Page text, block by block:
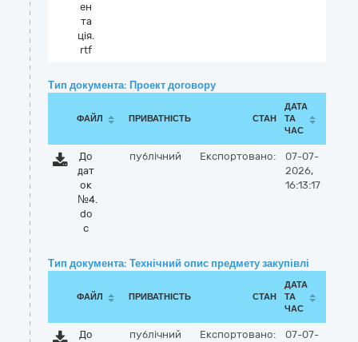
ен
та
ція.
rtf
Тип документа: Проект договору
ФАЙЛ ПРИВАТНІСТЬ СТАН
ДАТА
ТА
ЧАС
До
дат
ок
№4.
do
c
публічний Експортовано:
07-07-
2026,
16:13:17
Тип документа: Технічний опис предмету закупівлі
ФАЙЛ ПРИВАТНІСТЬ СТАН
ДАТА
ТА
ЧАС
До
публічний Експортовано:
07-07-